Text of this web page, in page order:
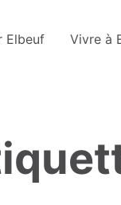
Elbeuf Vivre à